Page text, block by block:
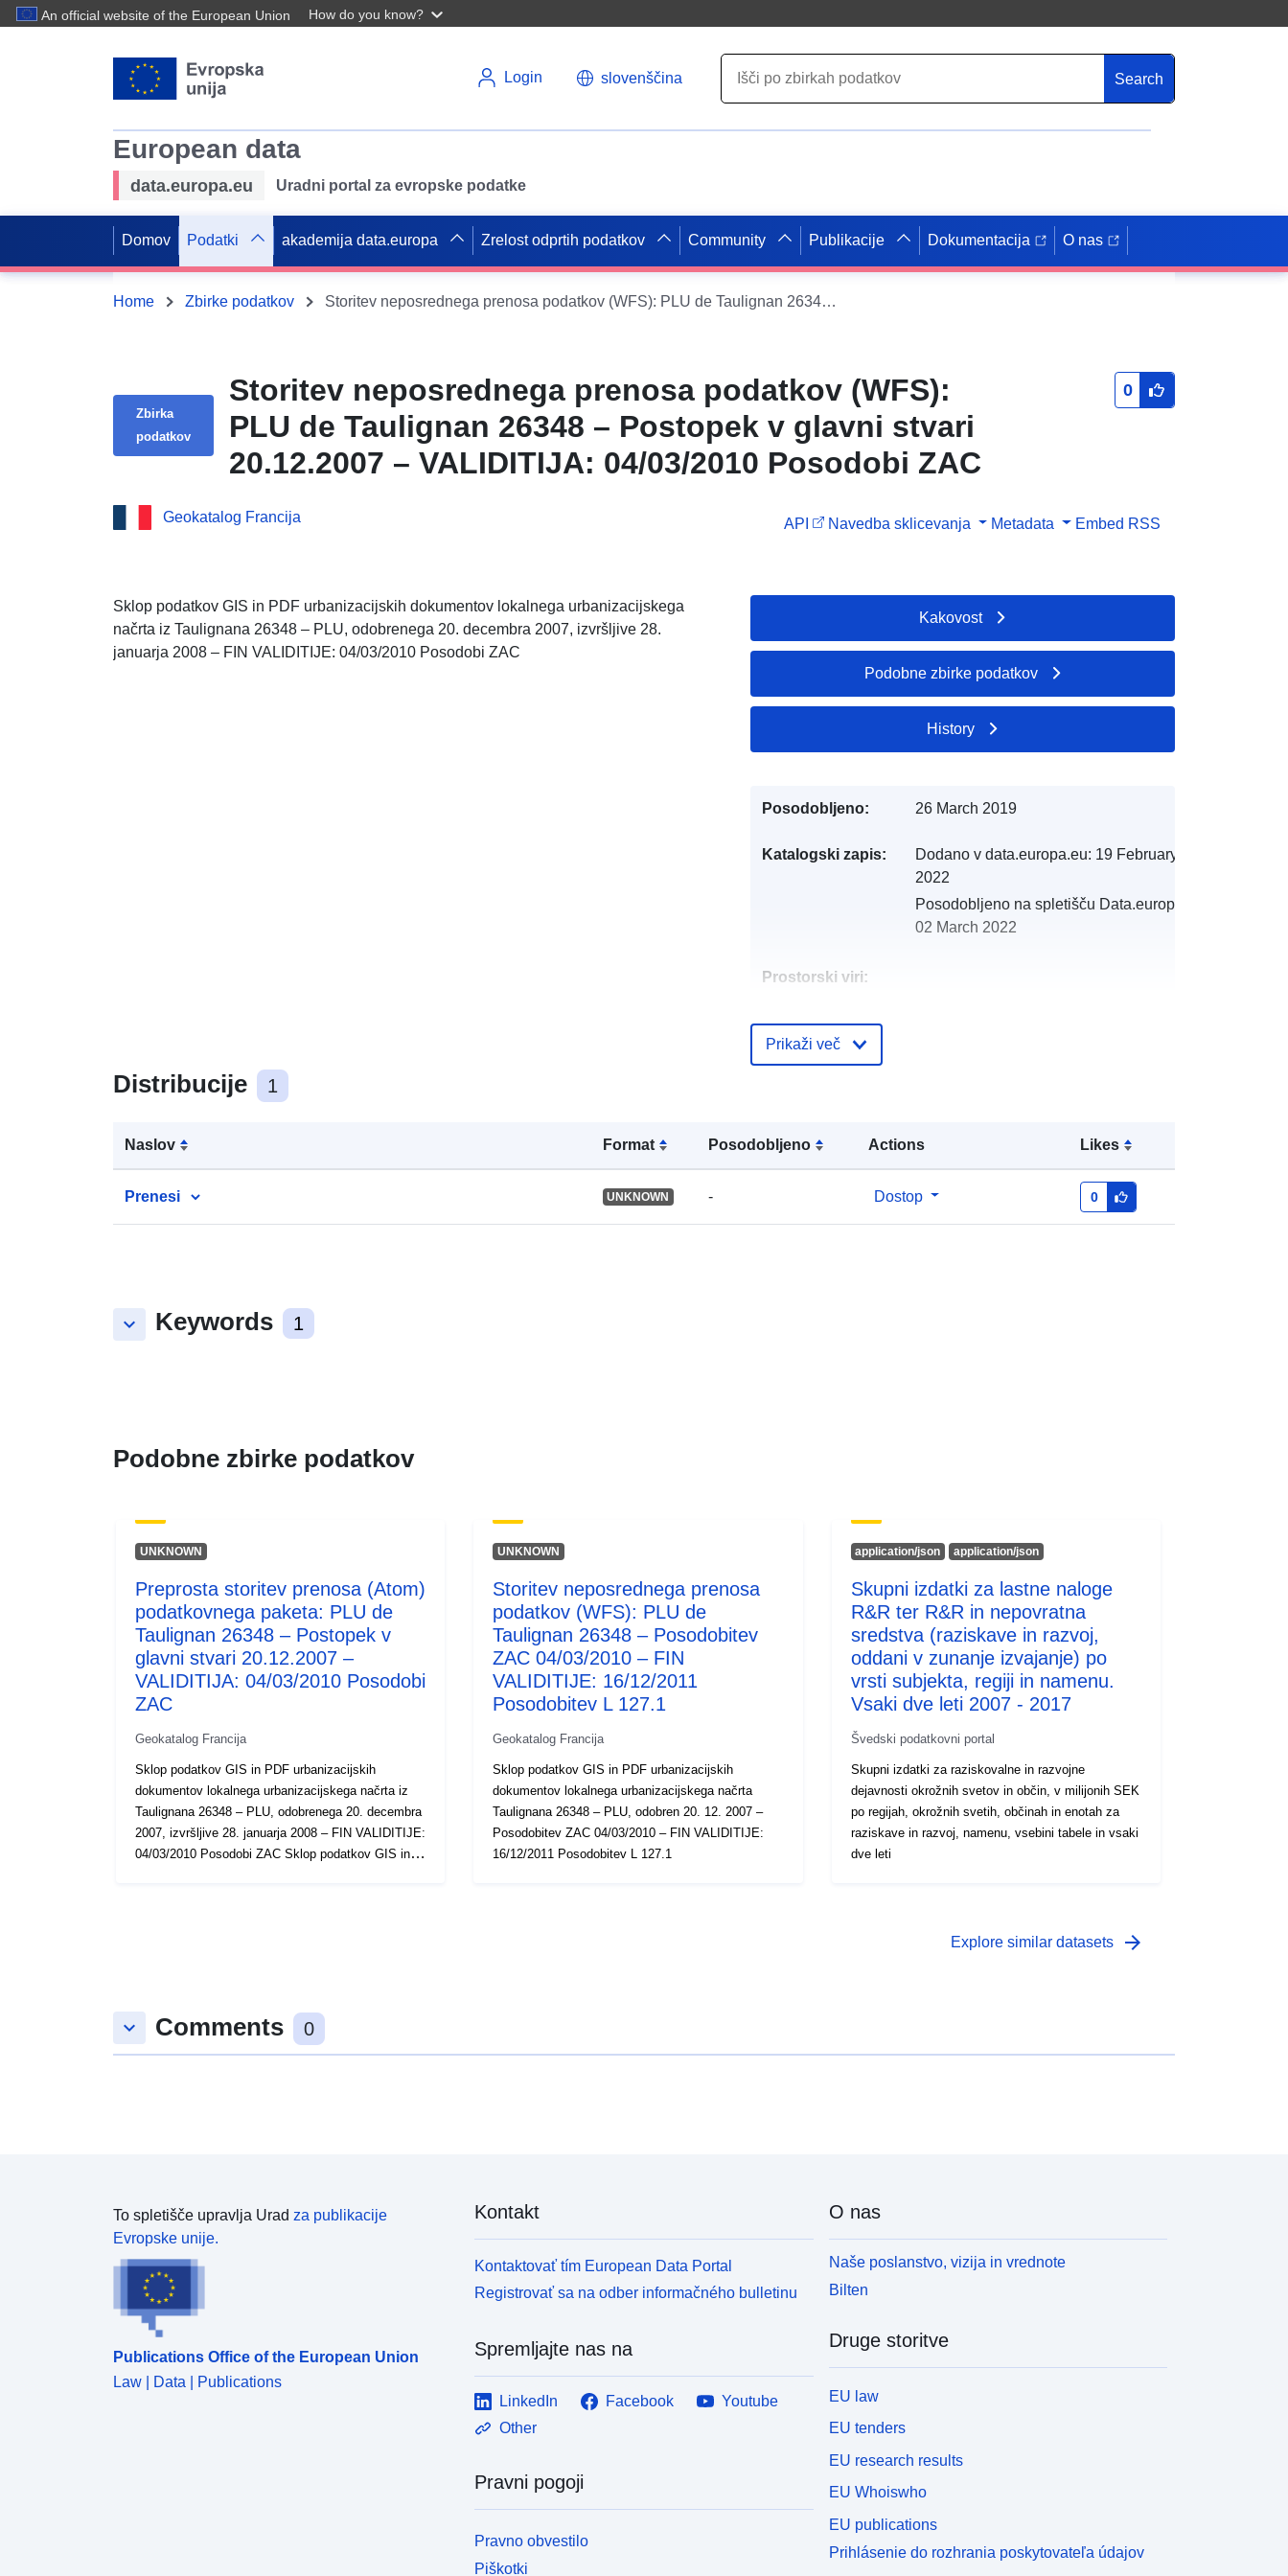
An official website of the European Union How do you know?
Login slovenščina Search
European data
data.europa.eu Uradni portal za evropske podatke
Domov Podatki akademija data.europa Zrelost odprtih podatkov Community Publikacije Dokumentacija O nas
Home Zbirke podatkov Storitev neposrednega prenosa podatkov (WFS): PLU de Taulignan 26348 – Postopek v glavni stvari 20.12.2007 – VALIDITIJA: 04/03/2010 Posodobi ZAC
Zbirka
podatkov
Storitev neposrednega prenosa podatkov (WFS):
PLU de Taulignan 26348 – Postopek v glavni stvari
20.12.2007 – VALIDITIJA: 04/03/2010 Posodobi ZAC
0
Geokatalog Francija API Navedba sklicevanja Metadata Embed RSS
Sklop podatkov GIS in PDF urbanizacijskih dokumentov lokalnega urbanizacijskega
načrta iz Taulignana 26348 – PLU, odobrenega 20. decembra 2007, izvršljive 28.
januarja 2008 – FIN VALIDITIJE: 04/03/2010 Posodobi ZAC
Distribucije 1
Naslov Format Posodobljeno Actions Likes
Prenesi UNKNOWN - Dostop 0
keyboard_arrow_down Keywords 1
Kakovost
Podobne zbirke podatkov
History
Posodobljeno: 26 March 2019
Katalogski zapis: Dodano v data.europa.eu: 19 February
2022
Posodobljeno na spletišču Data.europa.eu:
02 March 2022
Prostorski viri:
Identifikatorji:
120066022-srv-c4f17eaa-f8e3-
46d0-a97e-61584a011c90
Prikaži več
Podobne zbirke podatkov
UNKNOWN
Preprosta storitev prenosa (Atom)
podatkovnega paketa: PLU de
Taulignan 26348 – Postopek v
glavni stvari 20.12.2007 –
VALIDITIJA: 04/03/2010 Posodobi
ZAC
Geokatalog Francija
Sklop podatkov GIS in PDF urbanizacijskih
dokumentov lokalnega urbanizacijskega načrta iz
Taulignana 26348 – PLU, odobrenega 20. decembra
2007, izvršljive 28. januarja 2008 – FIN VALIDITIJE:
04/03/2010 Posodobi ZAC Sklop podatkov GIS in
UNKNOWN
Storitev neposrednega prenosa
podatkov (WFS): PLU de
Taulignan 26348 – Posodobitev
ZAC 04/03/2010 – FIN
VALIDITIJE: 16/12/2011
Posodobitev L 127.1
Geokatalog Francija
Sklop podatkov GIS in PDF urbanizacijskih
dokumentov lokalnega urbanizacijskega načrta
Taulignana 26348 – PLU, odobren 20. 12. 2007 –
Posodobitev ZAC 04/03/2010 – FIN VALIDITIJE:
16/12/2011 Posodobitev L 127.1
application/json application/json
Skupni izdatki za lastne naloge
R&R ter R&R in nepovratna
sredstva (raziskave in razvoj,
oddani v zunanje izvajanje) po
vrsti subjekta, regiji in namenu.
Vsaki dve leti 2007 - 2017
Švedski podatkovni portal
Skupni izdatki za raziskovalne in razvojne
dejavnosti okrožnih svetov in občin, v milijonih SEK
po regijah, okrožnih svetih, občinah in enotah za
raziskave in razvoj, namenu, vsebini tabele in vsaki
dve leti
Explore similar datasets arrow_forward
keyboard_arrow_down Comments 0
To spletišče upravlja Urad za publikacije
Evropske unije.
Publications Office of the European Union
Law | Data | Publications
Kontakt
Kontaktovať tím European Data Portal
Registrovať sa na odber informačného bulletinu
Spremljajte nas na
LinkedIn Facebook
Youtube
Other
Pravni pogoji
Pravno obvestilo
Piškotki
O nas
Naše poslanstvo, vizija in vrednote
Bilten
Druge storitve
EU law
EU tenders
EU research results
EU Whoiswho
EU publications
Prihlásenie do rozhrania poskytovateľa údajov